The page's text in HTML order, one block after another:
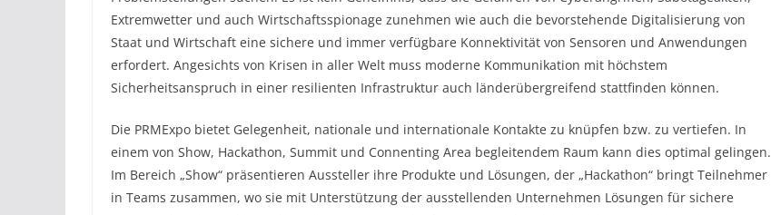
Extremwetter und auch Wirtschaftsspionage zunehmen wie auch die bevorstehende Digitalisierung von
Staat und Wirtschaft eine sichere und immer verfügbare Konnektivität von Sensoren und Anwendungen
erfordert. Angesichts von Krisen in aller Welt muss moderne Kommunikation mit höchstem
Sicherheitsanspruch in einer resilienten Infrastruktur auch länderübergreifend stattfinden können.
Die PRMExpo bietet Gelegenheit, nationale und internationale Kontakte zu knüpfen bzw. zu vertiefen. In
einem von Show, Hackathon, Summit und Connenting Area begleitendem Raum kann dies optimal gelingen.
Im Bereich „Show“ präsentieren Aussteller ihre Produkte und Lösungen, der „Hackathon“ bringt Teilnehmer
in Teams zusammen, wo sie mit Unterstützung der ausstellenden Unternehmen Lösungen für sichere